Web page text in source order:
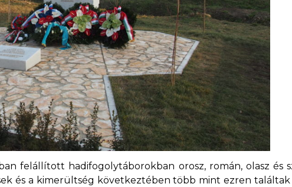
felállított hadifogolytáborokban orosz, román, olasz és
és a kimerültség következtében több mint ezren